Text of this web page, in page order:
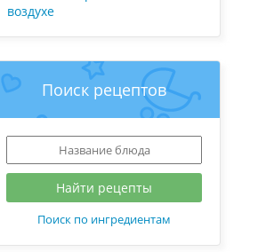
воздухе
Поиск рецептов
Поиск по ингредиентам